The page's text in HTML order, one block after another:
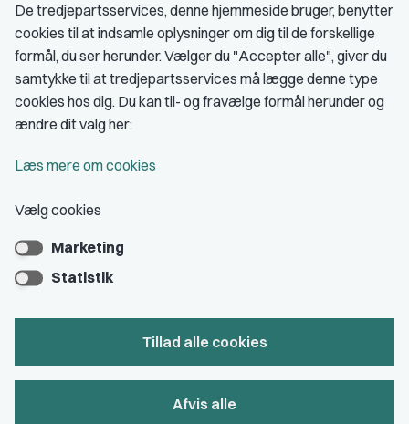
Medlemskab
Fordele som medlem
Kontingent
Bliv medlem
Privatlivs- & cookiepolitik
De tredjepartsservices, denne hjemmeside bruger, benytter
cookies til at indsamle oplysninger om dig til de forskellige
formål, du ser herunder. Vælger du "Accepter alle", giver du
samtykke til at tredjepartsservices må lægge denne type
cookies hos dig. Du kan til- og fravælge formål herunder og
ændre dit valg her:
Læs mere om cookies
Vælg cookies
Marketing
Statistik
Tillad alle cookies
Afvis alle